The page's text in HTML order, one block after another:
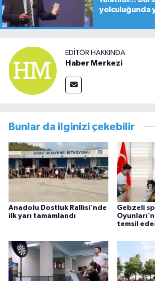
yolculuğunda
EDITÖR HAKKINDA
Haber Merkezi
Bunlar da ilginizi çekebilir
Anadolu Dostluk Rallisi'nde
ilk yarı tamamlandı
Gebzeli
temsil